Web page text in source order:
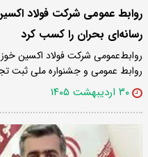
روابط‌ عمومی شرکت فولاد
رسانه‌ای بحران را کسب کرد
روابط‌عمومی شرکت فولاد اکسین
روابط‌ عمومی و جشنواره ملی ثبت
۳۰ اردیبهشت ۱۴۰۵